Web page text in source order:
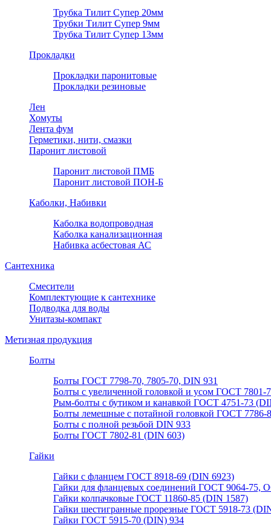
Трубка Тилит Супер 20мм
Трубки Тилит Супер 9мм
Трубка Тилит Супер 13мм
Прокладки
Прокладки паронитовые
Прокладки резиновые
Лен
Хомуты
Лента фум
Герметики, нити, смазки
Паронит листовой
Паронит листовой ПМБ
Паронит листовой ПОН-Б
Каболки, Набивки
Каболка водопроводная
Каболка канализационная
Набивка асбестовая АС
Сантехника
Смесители
Комплектующие к сантехнике
Подводка для воды
Унитазы-компакт
Метизная продукция
Болты
Болты ГОСТ 7798-70, 7805-70, DIN 931
Болты с увеличенной головкой и усом ГОСТ 7801-
Рым-болты с бутиком и канавкой ГОСТ 4751-73
Болты лемешные с потайной головкой ГОСТ 7786-
Болты с полной резьбой DIN 933
Болты ГОСТ 7802-81 (DIN 603)
Гайки
Гайки с фланцем ГОСТ 8918-69 (DIN 6923)
Гайки для фланцевых соединений ГОСТ 9064-75,
Гайки колпачковые ГОСТ 11860-85 (DIN 1587)
Гайки шестигранные прорезные ГОСТ 5918-73
Гайки ГОСТ 5915-70 (DIN) 934